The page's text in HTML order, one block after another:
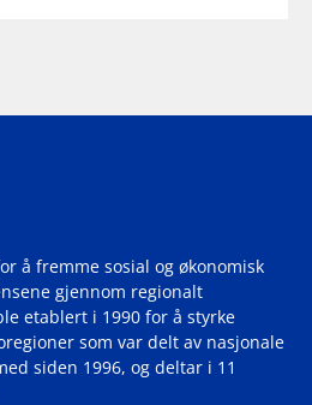
å fremme sosial og økonomisk
gjennom regionalt
etablert i 1990 for å styrke
som var delt av nasjonale
siden 1996, og deltar i 11